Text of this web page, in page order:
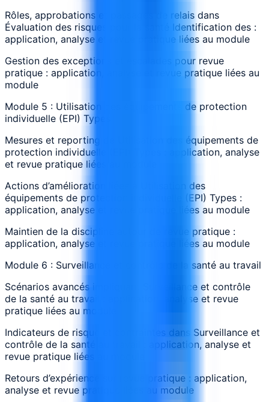
Rôles, approbations et passages de relais dans
Évaluation des risques pour la santé Identification des :
application, analyse et revue pratique liées au module
Gestion des exceptions et escalades pour revue
pratique : application, analyse et revue pratique liées au
module
Module 5 : Utilisation des équipements de protection
individuelle (EPI) Types
Mesures et reporting de Utilisation des équipements de
protection individuelle (EPI) Types : application, analyse
et revue pratique liées au module
Actions d’amélioration liées à Utilisation des
équipements de protection individuelle (EPI) Types :
application, analyse et revue pratique liées au module
Maintien de la discipline autour de revue pratique :
application, analyse et revue pratique liées au module
Module 6 : Surveillance et contrôle de la santé au travail
Scénarios avancés impliquant Surveillance et contrôle
de la santé au travail : application, analyse et revue
pratique liées au module
Indicateurs de risque et contraintes dans Surveillance et
contrôle de la santé au travail : application, analyse et
revue pratique liées au module
Retours d’expérience sur revue pratique : application,
analyse et revue pratique liées au module